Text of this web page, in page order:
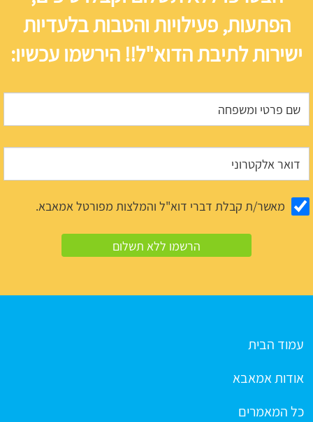
הפתעות, פעילויות והטבות בלעדיות
ישירות לתיבת הדוא"ל!! הירשמו עכשיו:
מאשר/ת קבלת דברי דוא"ל והמלצות מפורטל אמאבא.
עמוד הבית
אודות אמאבא
כל המאמרים